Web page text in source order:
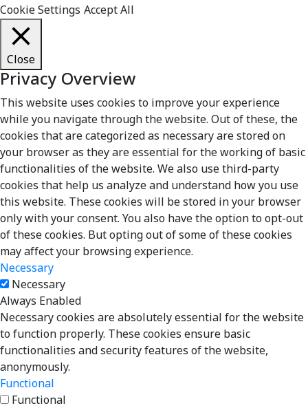
Cookie Settings Accept All
Close
Privacy Overview
This website uses cookies to improve your experience
while you navigate through the website. Out of these, the
cookies that are categorized as necessary are stored on
your browser as they are essential for the working of basic
functionalities of the website. We also use third-party
cookies that help us analyze and understand how you use
this website. These cookies will be stored in your browser
only with your consent. You also have the option to opt-out
of these cookies. But opting out of some of these cookies
may affect your browsing experience.
Necessary
Necessary
Always Enabled
Necessary cookies are absolutely essential for the website
to function properly. These cookies ensure basic
functionalities and security features of the website,
anonymously.
Functional
Functional